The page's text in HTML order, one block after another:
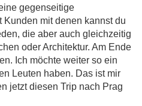
gegenseitige
Kunden mit denen kannst du
die aber auch gleichzeitig
oder Architektur. Am Ende
Ich möchte weiter so ein
Leuten haben. Das ist mir
jetzt diesen Trip nach Prag